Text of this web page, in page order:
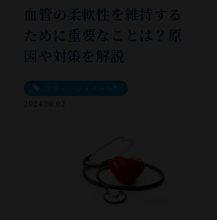
血管の柔軟性を維持する
ために重要なことは？原
因や対策を解説
フラバンジェノール®
2024.10.02